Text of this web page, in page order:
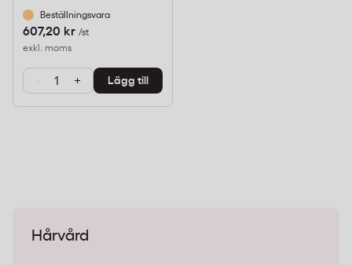
Beställningsvara
607,20 kr /st
exkl. moms
- + Lägg till
Hårvård